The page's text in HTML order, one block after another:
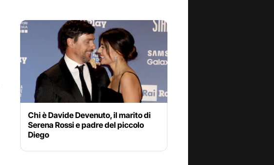
Chi è Davide Devenuto, il marito di
Serena Rossi e padre del piccolo
Diego